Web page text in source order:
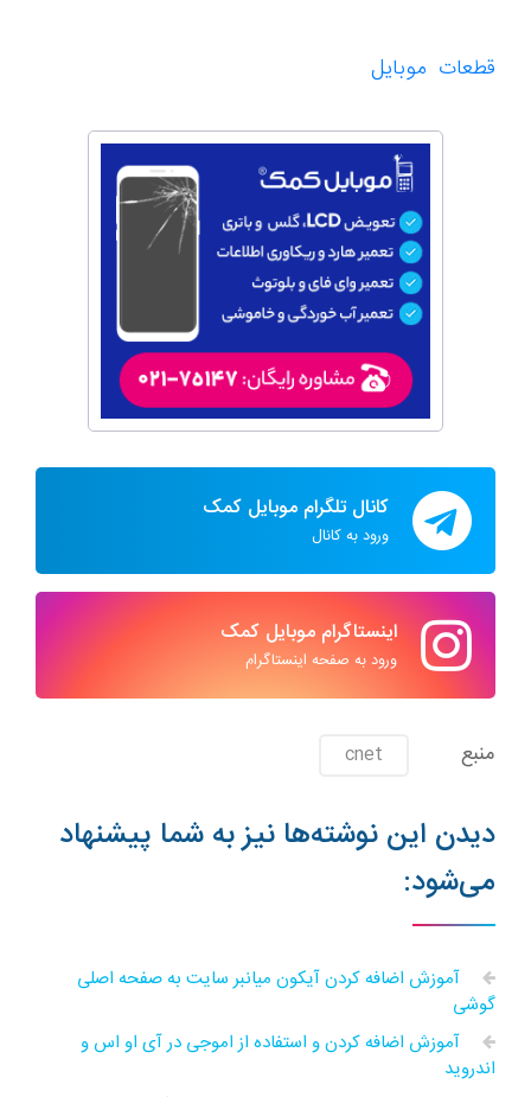
قطعات موبایل
کانال تلگرام موبایل کمک
ورود به کانال
اینستاگرام موبایل کمک
ورود به صفحه اینستاگرام
منبع cnet
دیدن این نوشته‌ها نیز به شما پیشنهاد
می‌شود:
آموزش اضافه کردن آیکون میانبر سایت به صفحه اصلی
گوشی
آموزش اضافه کردن و استفاده از اموجی در آی او اس و
اندروید